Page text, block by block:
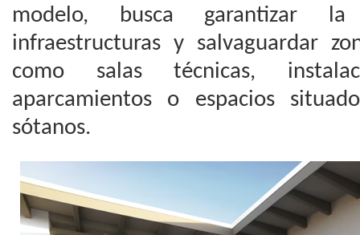
modelo, busca garantizar
infraestructuras y salvaguardar
como salas técnicas,
aparcamientos o espacios
sótanos.